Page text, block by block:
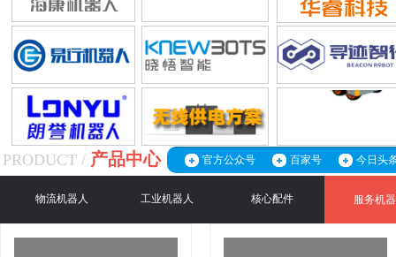
PRODUCT / 产品中心 官方公众号 百家号 今日头
物流机器人 工业机器人 核心配件 服务机